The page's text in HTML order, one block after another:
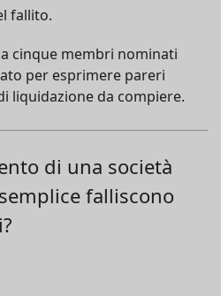
fallito.
cinque membri nominati
per esprimere pareri
liquidazione da compiere.
di una società
falliscono